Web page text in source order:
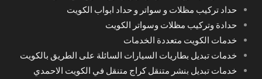
حداد تركيب مظلات و سواتر و حداد ابواب الكويت
حدادة وتركيب مظلات وسواتر الكويت
خدمات الكويت متعددة الخدمات
خدمات تبديل بطاريات السيارات السائلة على الطريق بالكويت
خدمات تبديل بنشر متنقل كراج متنقل في الكويت الاحمدي